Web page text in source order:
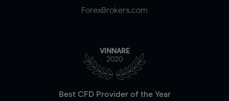
ForexBrokers.com
VINNARE
2020
Best CFD Provider of the Year